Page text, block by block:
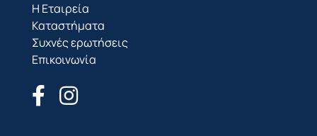
Η Εταιρεία
Καταστήματα
Συχνές ερωτήσεις
Επικοινωνία